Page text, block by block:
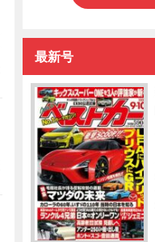
最新号